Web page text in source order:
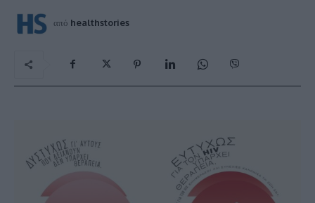
από healthstories